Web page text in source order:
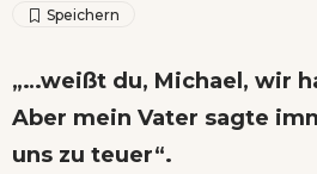
„…weißt du, Michael, wir
Aber mein Vater sagte
uns zu teuer“.